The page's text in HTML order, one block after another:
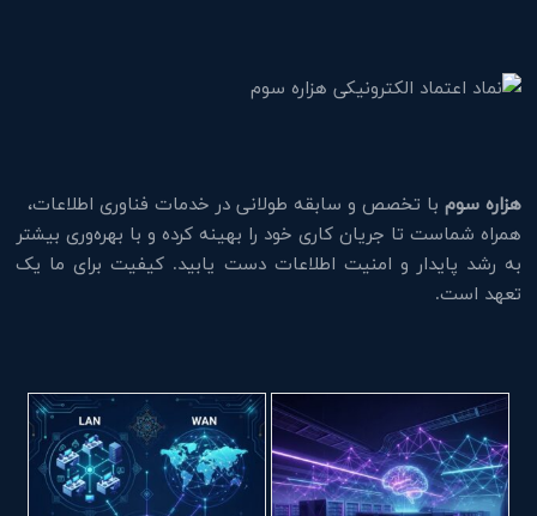
هزاره سوم با تخصص و سابقه طولانی در خدمات فناوری اطلاعات،
همراه شماست تا جریان کاری خود را بهینه کرده و با بهره‌وری بیشتر
به رشد پایدار و امنیت اطلاعات دست یابید. کیفیت برای ما یک
تعهد است.